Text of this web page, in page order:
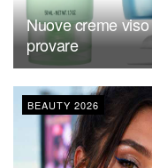
Nuove creme
provare
BEAUTY 2026